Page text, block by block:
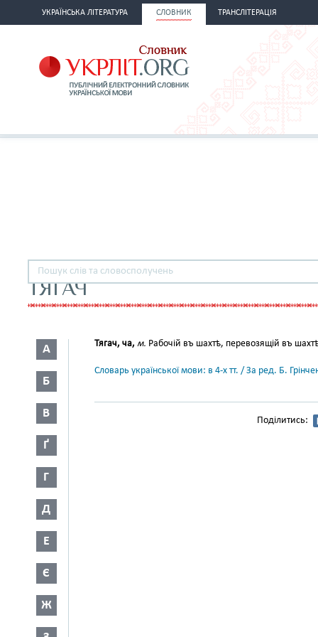
УКРАЇНСЬКА ЛІТЕРАТУРА СЛОВНИК ТРАНСЛІТЕРАЦІЯ
ТЯГАЧ
А
Б
В
Ґ
Г
Д
Е
Є
Ж
Тягач, ча, м. Рабочій въ шахтѣ, перевозящій въ
Словарь української мови: в 4-х тт. / За ред. Б.
Поділитись: